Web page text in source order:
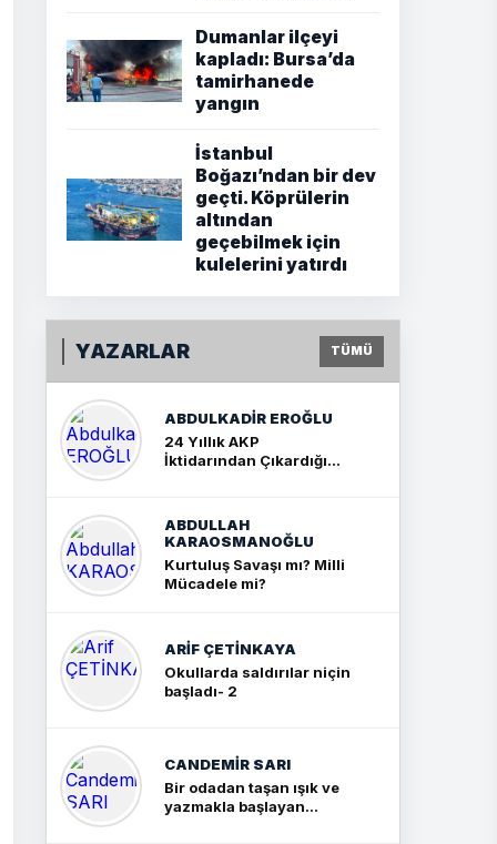
Dumanlar ilçeyi
kapladı: Bursa’da
tamirhanede
yangın
İstanbul
Boğazı’ndan bir dev
geçti. Köprülerin
altından
geçebilmek için
kulelerini yatırdı
YAZARLAR TÜMÜ
ABDULKADIR EROĞLU
24 Yıllık AKP
İktidarından Çıkardığım
ABDULLAH
KARAOSMANOĞLU
Kurtuluş Savaşı mı? Milli
Mücadele mi?
ARIF ÇETİNKAYA
Okullarda saldırılar niçin
başladı- 2
CANDEMIR SARI
Bir odadan taşan ışık ve
yazmakla başlayan